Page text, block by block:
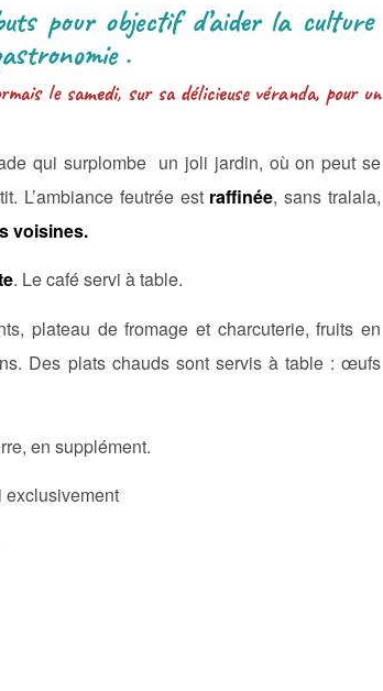
pour objectif d’aider la culture
.
le samedi, sur sa délicieuse véranda, pour un
qui surplombe un joli jardin, où on peut se
L’ambiance feutrée est raffinée, sans tralala,
voisines.
. Le café servi à table.
plateau de fromage et charcuterie, fruits en
Des plats chauds sont servis à table : œufs
en supplément.
exclusivement